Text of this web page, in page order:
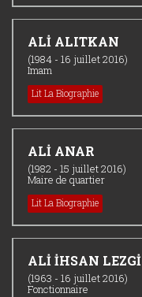
ALİ ALITKAN
(1984 - 16 juillet 2016)
Imam
Lit La Biographie
ALİ ANAR
(1982 - 15 juillet 2016)
Maire de quartier
Lit La Biographie
ALİ İHSAN LEZGİ
(1963 - 16 juillet 2016)
Fonctionnaire